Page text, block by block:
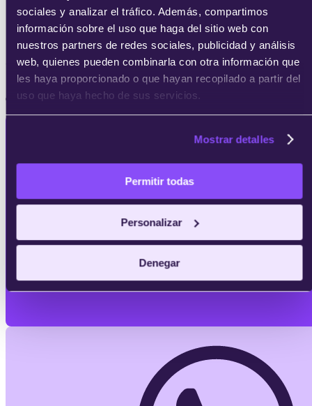
sociales y analizar el tráfico. Además, compartimos
información sobre el uso que haga del sitio web con
nuestros partners de redes sociales, publicidad y análisis
web, quienes pueden combinarla con otra información que
les haya proporcionado o que hayan recopilado a partir del
uso que haya hecho de sus servicios.
Mostrar detalles
Permitir todas
Personalizar
Denegar
Certificación Azure Fundamentals (AZ-900)
¿Buscas alguna de estas certificaciones?